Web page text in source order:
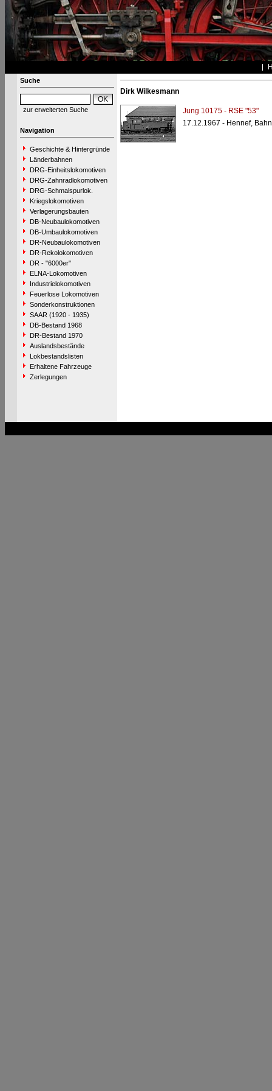
Suche
zur erweiterten Suche
Navigation
Geschichte & Hintergründe
Länderbahnen
DRG-Einheitslokomotiven
DRG-Zahnradlokomotiven
DRG-Schmalspurlok.
Kriegslokomotiven
Verlagerungsbauten
DB-Neubaulokomotiven
DB-Umbaulokomotiven
DR-Neubaulokomotiven
DR-Rekolokomotiven
DR - "6000er"
ELNA-Lokomotiven
Industrielokomotiven
Feuerlose Lokomotiven
Sonderkonstruktionen
SAAR (1920 - 1935)
DB-Bestand 1968
DR-Bestand 1970
Auslandsbestände
Lokbestandslisten
Erhaltene Fahrzeuge
Zerlegungen
Dirk Wilkesmann
Jung 10175 - RSE "53"
17.12.1967 - Hennef,